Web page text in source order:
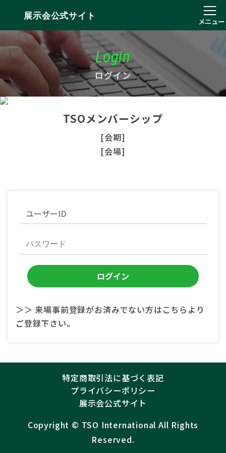
展示会公式サイト
メニュー
Login
ログイン
TSOメンバーシップ
[会期]
[会場]
＞＞ 来場事前登録がお済みでない方はこちらより
ご登録下さい。
特定商取引法に基づく表記
プライバシーポリシー
展示会公式サイト
Copyright ©︎ TSO International All Rights
Reserved.